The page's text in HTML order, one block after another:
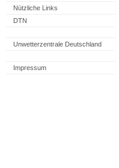
Nützliche Links
DTN
Unwetterzentrale Deutschland
Impressum